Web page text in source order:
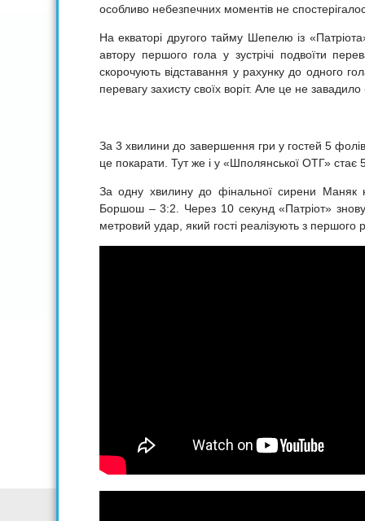
особливо небезпечних моментів не
На екваторі другого тайму Шепелю із
автору першого гола у зустрічі подвоїти
скорочують відставання у рахунку до одного
перевагу захисту своїх воріт. Але це не
За 3 хвилини до завершення гри у гостей 5
це покарати. Тут же і у «Шполянської ОТГ» стає
За одну хвилину до фінальної сирени Маняк
Боршош – 3:2. Через 10 секунд «Патріот»
метровий удар, який гості реалізують з першого